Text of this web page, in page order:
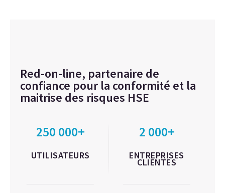
Red-on-line, partenaire de
confiance pour la conformité et la
maitrise des risques HSE
250 000+
UTILISATEURS
2 000+
ENTREPRISES
CLIENTES